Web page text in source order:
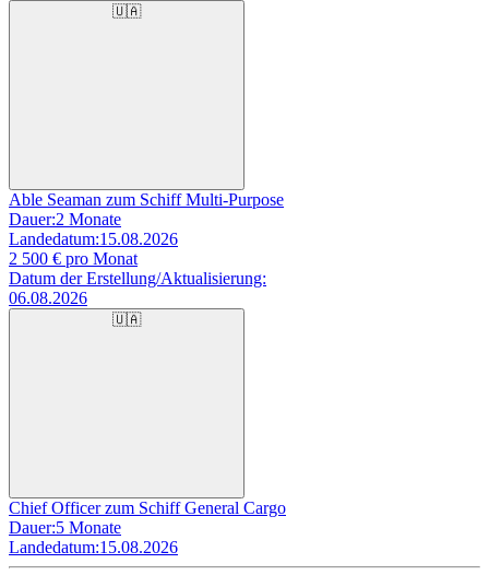
🇺🇦
Able Seaman zum Schiff Multi-Purpose
Dauer:2 Monate
Landedatum:15.08.2026
2 500 € pro Monat
Datum der Erstellung/Aktualisierung:
06.08.2026
🇺🇦
Chief Officer zum Schiff General Cargo
Dauer:5 Monate
Landedatum:15.08.2026